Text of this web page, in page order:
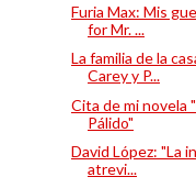
Furia Max: Mis
for Mr. ...
La familia de la
Carey y P...
Cita de mi novela
Pálido"
David López: "La
atrevi...